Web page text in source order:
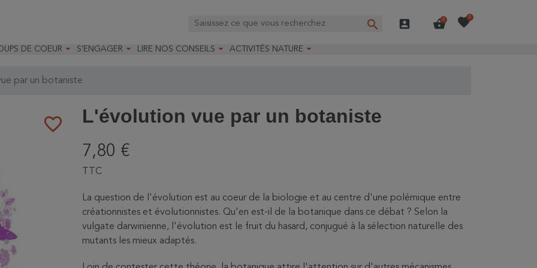
search account_box shopping_basket
0 favorite0
DE COEUR  S'ENGAGER 
Faire un legs
LIRE NOS CONSEILS  ACTIVITÉS NATURE 
par un botaniste
favorite_border L'évolution vue par un botaniste
7,80 €
TTC
La question de l'évolution est au coeur de la biologie et au centre d'une polémique entre
créationnistes et évolutionnistes. Qu'en est-il de la botanique dans ce débat ? Selon la
vulgate darwinienne, l'évolution est le fruit du hasard, conjugué à la sélection naturelle des
mutants les mieux adaptés.